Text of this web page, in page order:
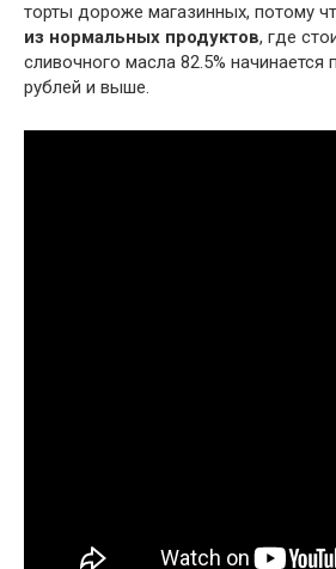
торты дороже магазинных, потому
из нормальных продуктов, где
сливочного масла 82.5% начинается
рублей и выше.